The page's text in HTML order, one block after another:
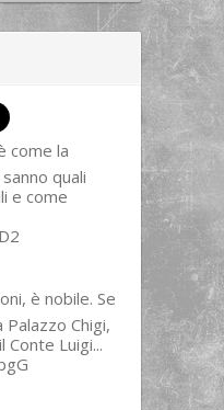
come la
quali
e come
è nobile. Se
Chigi,
Luigi...